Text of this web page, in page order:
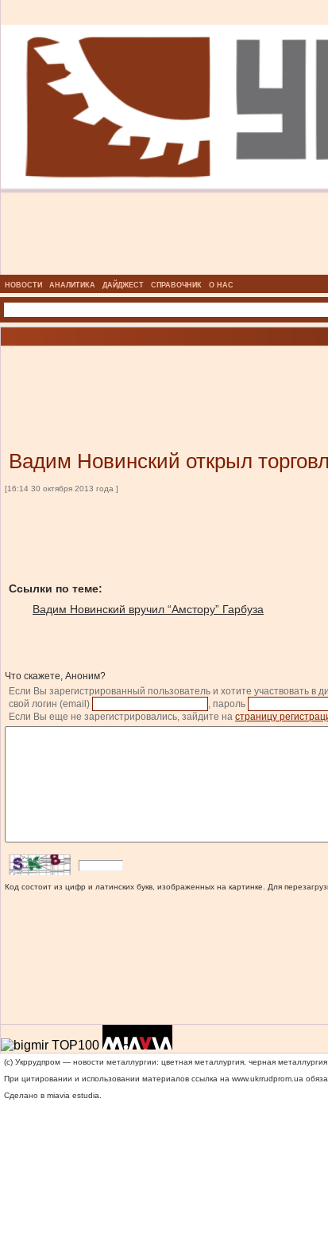
НОВОСТИ АНАЛИТИКА ДАЙДЖЕСТ СПРАВОЧНИК О НАС
Вадим Новинский открыл
[16:14 30 октября 2013 года ]
Ссылки по теме:
Вадим Новинский вручил “Амстору” Гарбуза
Что скажете, Аноним?
Если Вы зарегистрированный пользователь и хотите участвовать в
свой логин (email)
, пароль
Если Вы еще не зарегистрировались, зайдите на страницу
Код состоит из цифр и латинских букв, изображенных на картинке. Для
(c) Укррудпром — новости металлургии: цветная металлургия, черная
При цитировании и использовании материалов ссылка на www.ukrrudprom.ua
Сделано в miavia estudia.